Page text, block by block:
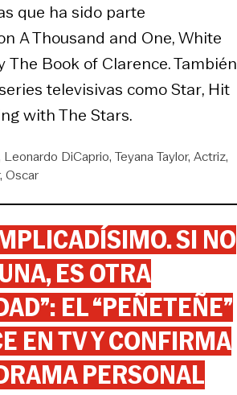
que ha sido parte
A Thousand and One,White
The Book of Clarence. También
televisivas comoStar, Hit
with The Stars.
Leonardo DiCaprio Teyana Taylor Actriz
Oscar
SI NO
ES OTRA
EL “PEÑETEÑE”
EN TV Y CONFIRMA
PERSONAL